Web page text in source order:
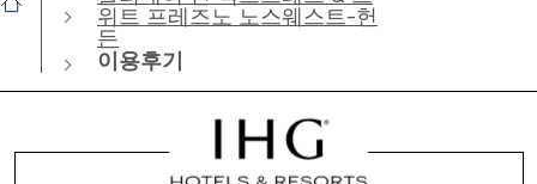
위트 프레즈노 노스웨스트-헌
든
이용후기